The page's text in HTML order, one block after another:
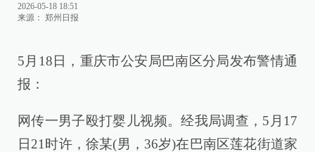
2026-05-18 18:51
来源： 郑州日报
5月18日，重庆市公安局巴南区分局发布警情通
报：
网传一男子殴打婴儿视频。经我局调查，5月17
日21时许，徐某(男，36岁)在巴南区莲花街道家